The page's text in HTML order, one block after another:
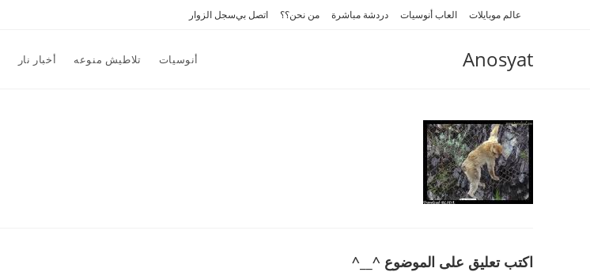
عالم موبايلات العاب أنوسيات دردشة مباشرة من نحن؟؟ اتصل بيسجل الزوار
Anosyat أنوسيات تلاطيش منوعه أخبار نار
اكتب تعليق على الموضوع ^__^